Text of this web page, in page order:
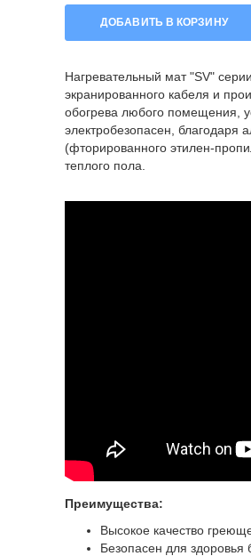
ДОБАВИТЬ В КОРЗИНУ
Нагревательный мат "SV"
экранированного кабеля и
обогрева любого помещения,
электробезопасен,
(фторированного этилен-
теплого пола.
Преимущества:
Высокое качество
Безопасен для здоровья